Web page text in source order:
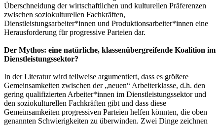
Überschneidung der wirtschaftlichen und kulturellen Präferenzen
zwischen soziokulturellen Fachkräften,
Dienstleistungsarbeiter*innen und Produktionsarbeiter*innen eine
Herausforderung für progressive Parteien dar.
Der Mythos: eine natürliche, klassenübergreifende Koalition im
Dienstleistungssektor?
In der Literatur wird teilweise argumentiert, dass es größere
Gemeinsamkeiten zwischen der „neuen“ Arbeiterklasse, d.h. den
gering qualifizierten Arbeiter*innen im Dienstleistungssektor und
den soziokulturellen Fachkräften gibt und dass diese
Gemeinsamkeiten progressiven Parteien helfen könnten, die oben
genannten Schwierigkeiten zu überwinden. Zwei Dinge zeichnen